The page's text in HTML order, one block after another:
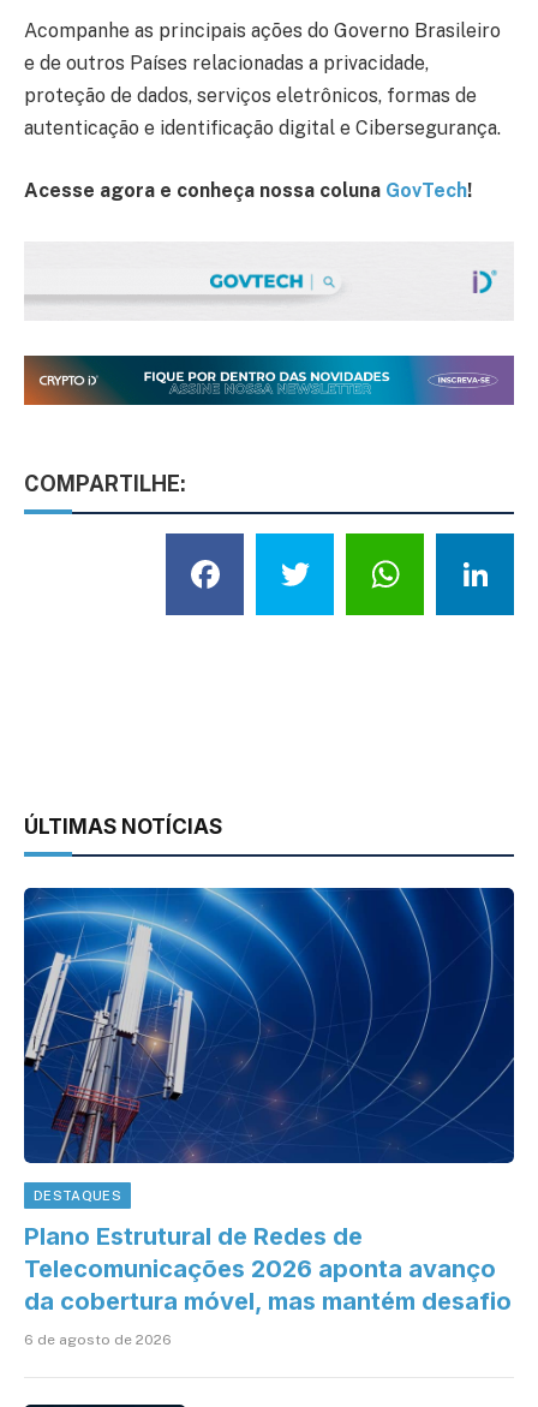
Acompanhe as principais ações do Governo Brasileiro
e de outros Países relacionadas a privacidade,
proteção de dados, serviços eletrônicos, formas de
autenticação e identificação digital e Cibersegurança.
Acesse agora e conheça nossa coluna GovTech!
COMPARTILHE:
Facebook
Twitter
ÚLTIMAS NOTÍCIAS
DESTAQUES
Plano Estrutural de Redes de
Telecomunicações 2026 aponta avanço
da cobertura móvel, mas mantém desafio
6 de agosto de 2026